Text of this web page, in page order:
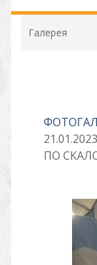
Галерея
ПО